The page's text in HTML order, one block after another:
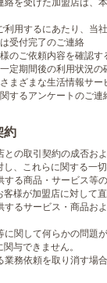
絡を受けた加盟店は、
用するにあたり、当
受付完了のご連絡
のご依頼内容を確認
定期間後の利用状況
まざまな生活情報サ
するアンケートのご連
約
との取引契約の成否お
、これらに関する一
する商品・サービス等
様が加盟店に対して
するサービス・商品お
に関して何らかの問題
与できません。
務依頼を取り消す場